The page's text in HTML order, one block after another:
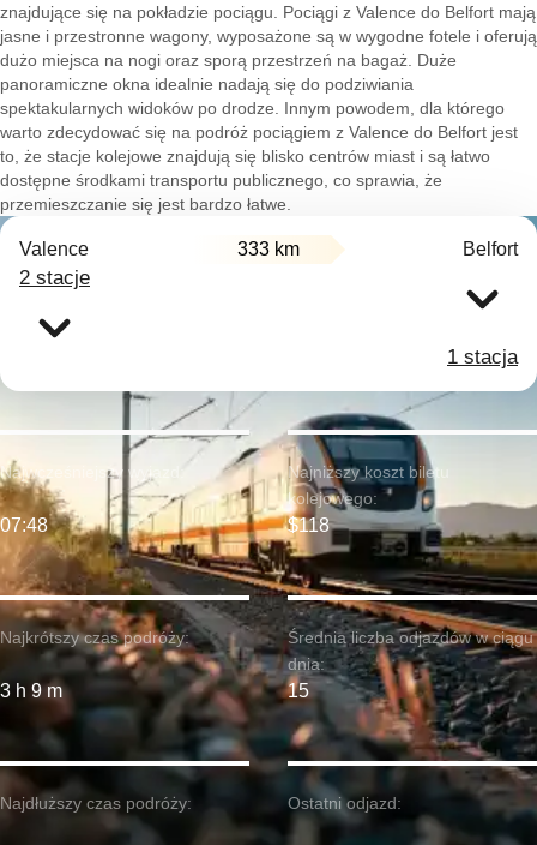
znajdujące się na pokładzie pociągu. Pociągi z Valence do Belfort mają
jasne i przestronne wagony, wyposażone są w wygodne fotele i oferują
dużo miejsca na nogi oraz sporą przestrzeń na bagaż. Duże
panoramiczne okna idealnie nadają się do podziwiania
spektakularnych widoków po drodze. Innym powodem, dla którego
warto zdecydować się na podróż pociągiem z Valence do Belfort jest
to, że stacje kolejowe znajdują się blisko centrów miast i są łatwo
dostępne środkami transportu publicznego, co sprawia, że
przemieszczanie się jest bardzo łatwe.
Valence 333 km Belfort
2 stacje
1 stacja
Najkrótszy czas podróży:
3 h 9 m
Najwcześniejszy wyjazd:
07:48
Najdłuższy czas podróży:
Najniższy koszt biletu
kolejowego:
$118
Średnia liczba odjazdów w ciągu
dnia:
15
Ostatni odjazd: